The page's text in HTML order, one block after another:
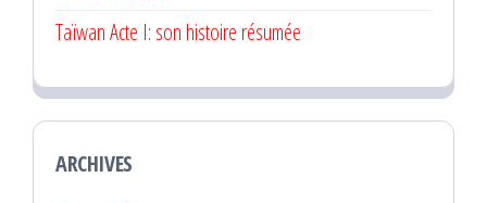
Taïwan Acte I: son histoire résumée
ARCHIVES